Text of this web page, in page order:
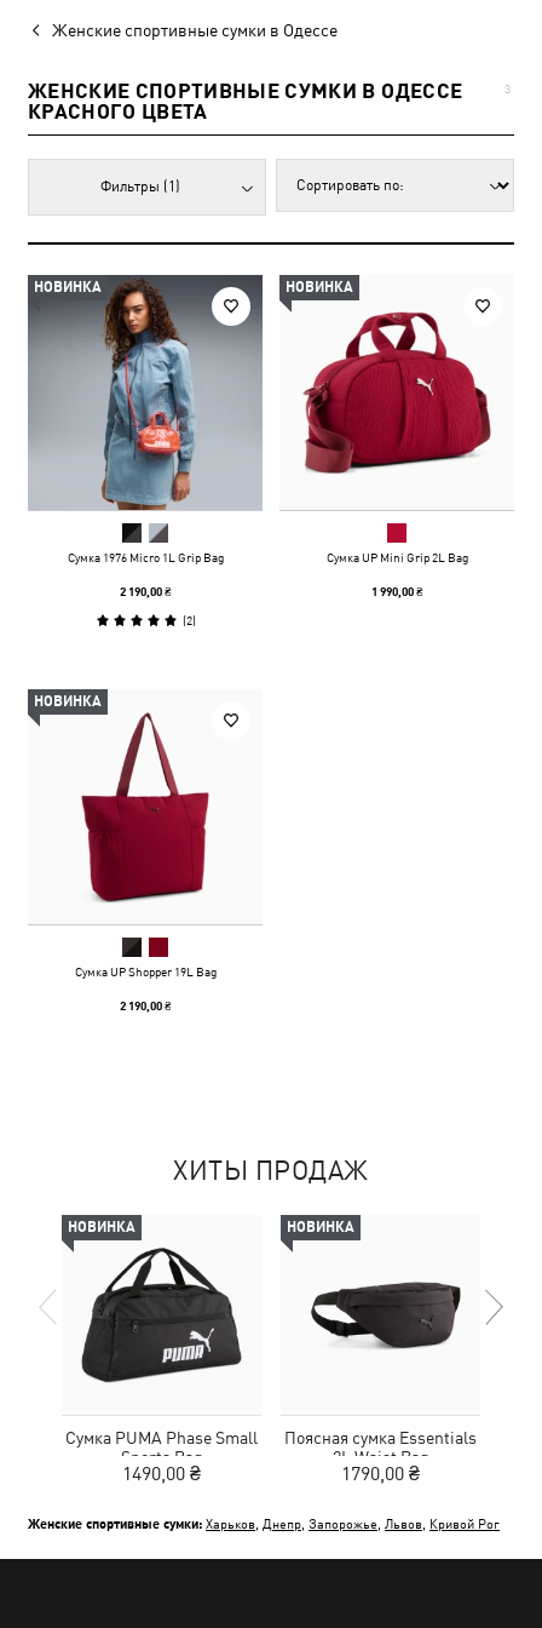
Женские спортивные сумки в Одессе
ЖЕНСКИЕ СПОРТИВНЫЕ СУМКИ В ОДЕССЕ
КРАСНОГО ЦВЕТА
3
Фильтры (1)
НОВИНКА
Сумка 1976 Micro 1L Grip Bag
2 190,00 ₴
(2)
НОВИНКА
Сумка UP Mini Grip 2L Bag
1 990,00 ₴
НОВИНКА
Сумка UP Shopper 19L Bag
2 190,00 ₴
ХИТЫ ПРОДАЖ
НОВИНКА
Сумка PUMA Phase Small
Sports Bag
1490,00 ₴
НОВИНКА
Поясная сумка Essentials
2L Waist Bag
1790,00 ₴
Женские спортивные сумки: Харьков Днепр Запорожье Львов Кривой Рог